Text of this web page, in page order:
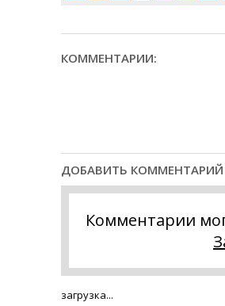
КОММЕНТАРИИ:
ДОБАВИТЬ КОММЕНТАРИЙ
Комментарии
загрузка...